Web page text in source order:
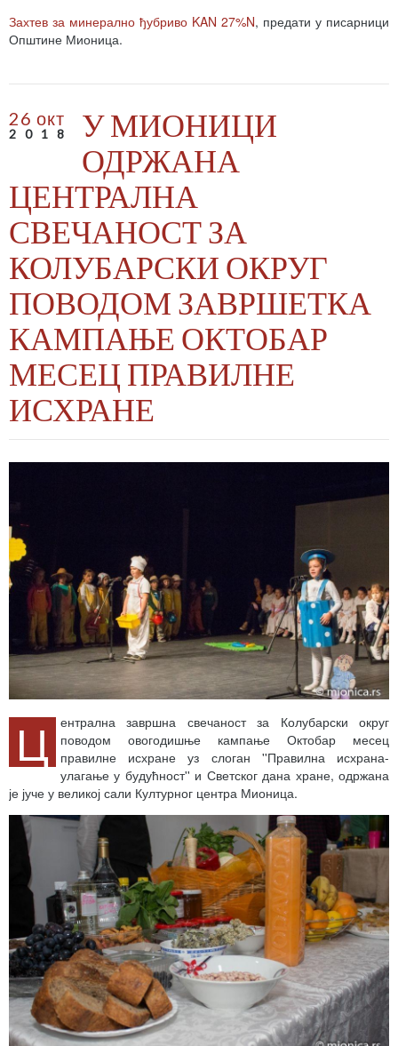
Захтев за минерално ђубриво KAN 27%N, предати у писарници
Општине Мионица.
26 окт
2018
У МИОНИЦИ
ОДРЖАНА
ЦЕНТРАЛНА
СВЕЧАНОСТ ЗА
КОЛУБАРСКИ ОКРУГ
ПОВОДОМ ЗАВРШЕТКА
КАМПАЊЕ ОКТОБАР
МЕСЕЦ ПРАВИЛНЕ
ИСХРАНЕ
Ц
ентрална завршна свечаност за Колубарски округ
поводом овогодишње кампање Октобар месец
правилне исхране уз слоган ''Правилна исхрана-
улагање у будућност'' и Светског дана хране, одржана
је јуче у великој сали Културног центра Мионица.